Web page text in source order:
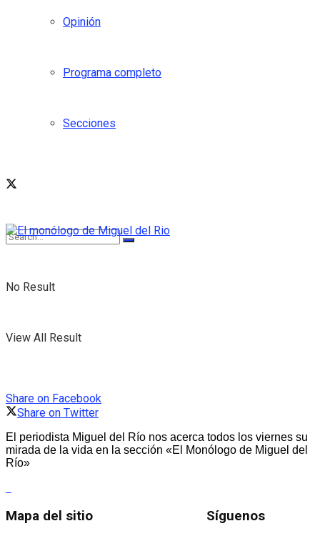
Opinión
Programa completo
Secciones
No Result
View All Result
Share on Facebook
Share on Twitter
El periodista Miguel del Río nos acerca todos los viernes su
mirada de la vida en la sección «El Monólogo de Miguel del
Río»
Mapa del sitio Síguenos